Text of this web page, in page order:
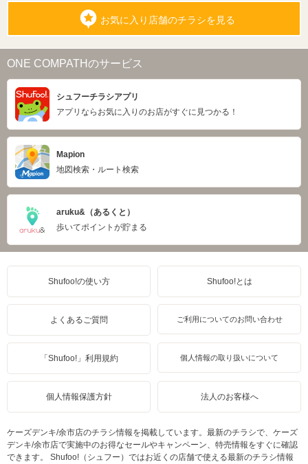
お気に入り店舗のチラシを見る
ONE COMPATHのサービス
シュフーチラシアプリ
アプリならお気に入りのお店がすぐに見つかる！
Mapion
地図検索・ルート検索
aruku&（あるくと）
歩いてポイントが貯まる
Shufoo!の使い方 Shufoo!とは
よくあるご質問 ご利用についてのお問い合わせ
「Shufoo!」利用規約 個人情報の取り扱いについて
個人情報保護方針 法人のお客様へ
ケーズデンキ/余市店のチラシ情報を掲載しています。最新のチラシで、ケーズ
デンキ/余市店で実施中のお得なセールやキャンペーン、特売情報をすぐに確認
できます。 Shufoo!（シュフー）ではお近くの店舗で使える最新のチラシ情報